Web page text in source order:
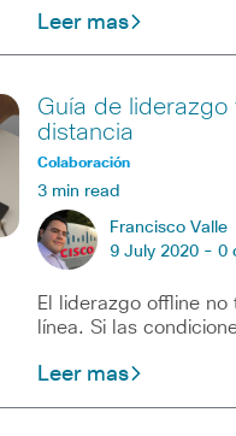
Leer mas
Guía de
distancia
Colaboración
3 min read
Francisco Valle
9 July 2020 - 0
El liderazgo offline
línea. Si las
Leer mas